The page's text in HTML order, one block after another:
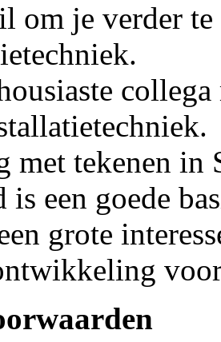
om je verder
met tekenen in
is een goede
grote